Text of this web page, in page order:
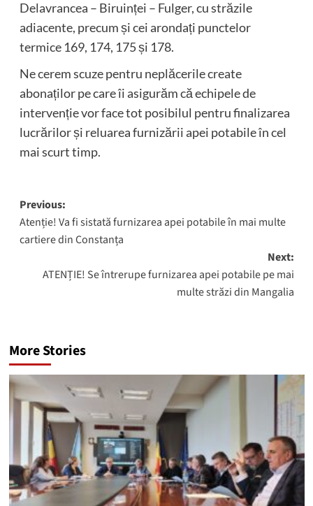
Delavrancea – Biruinței – Fulger, cu străzile
adiacente, precum și cei arondați punctelor
termice 169, 174, 175 și 178.
Ne cerem scuze pentru neplăcerile create
abonaților pe care îi asigurăm că echipele de
intervenție vor face tot posibilul pentru finalizarea
lucrărilor și reluarea furnizării apei potabile în cel
mai scurt timp.
Post
navigation
Previous:
Atenție! Va fi sistată furnizarea apei potabile în mai multe
cartiere din Constanța
Next:
ATENȚIE! Se întrerupe furnizarea apei potabile pe mai
multe străzi din Mangalia
More Stories